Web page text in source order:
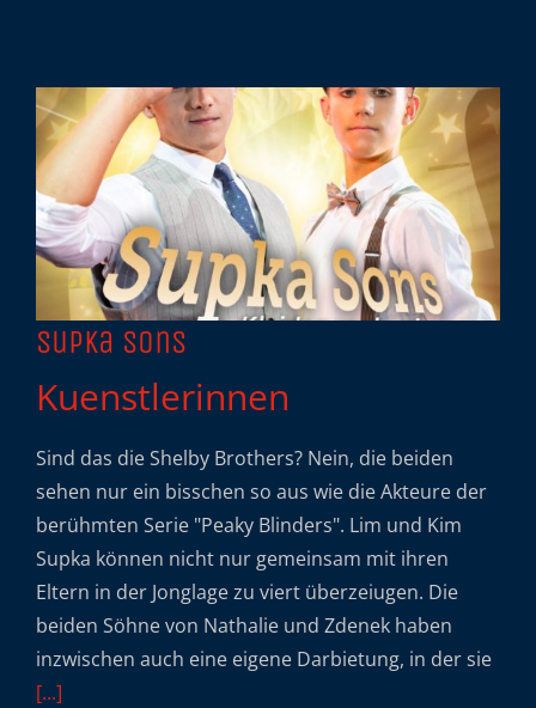
Supka Sons
Kuenstlerinnen
Sind das die Shelby Brothers? Nein, die beiden
sehen nur ein bisschen so aus wie die Akteure der
berühmten Serie "Peaky Blinders". Lim und Kim
Supka können nicht nur gemeinsam mit ihren
Eltern in der Jonglage zu viert überzeiugen. Die
beiden Söhne von Nathalie und Zdenek haben
inzwischen auch eine eigene Darbietung, in der sie
[...]